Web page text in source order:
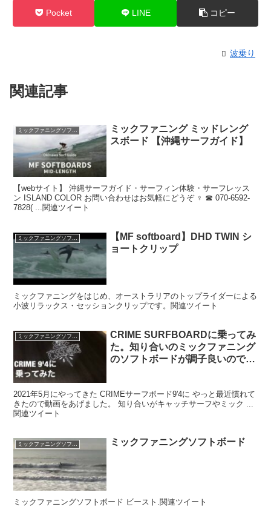
Pocket LINE コピー
波乗り
関連記事
ミックファニングソフトボード
ミックファニング ミッドレング
スボード 【沖縄サーフガイド】
【webサイト】 沖縄サーフガイド・サーフィン体験・サーフレッス
ン ISLAND COLOR お問い合わせはお気軽にどうぞ ‍♀️ ☎ 070-6592-
7828( ...関連ツイート
ミックファニングソフトボード
【MF softboard】DHD TWIN シ
ョートクリップ
ミックファニングをはじめ、オーストラリアのトップライダーによる
小波リラックス・セッションクリップです。関連ツイート
ミックファニングソフトボード
CRIME SURFBOARDに乗ってみ
た。知り合いのミックファニング
のソフトボードが調子良いのでロ
必須。ノーワックスは楽です。
2021年5月にやってきた CRIMEサーフボード9'4に やっと最近慣れて
きたので動画をあげました。 知り合いがキャッチサーフやミック ...
関連ツイート
ミックファニングソフトボード ミックファニングソフトボード
ミックファニングソフトボード ビースト.関連ツイート